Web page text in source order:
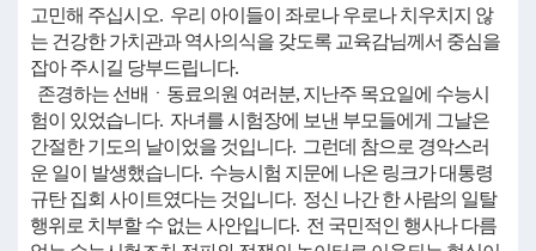
고민해 주십시오. 우리 아이들이 좌로나 우로나 치우치지 않
는 건강한 가치관과 역사의식을 갖도록 교육감님께서 중심을
잡아 주시길 당부드립니다.
존경하는 선배ㆍ동료의원 여러분, 지난주 목요일에 수능시
험이 있었습니다. 자녀를 시험장에 보낸 부모들에게 그날은
간절한 기도의 날이었을 것입니다. 그런데 참으로 경악스러
운 일이 발생했습니다. 수능시험 지문에 나온 링크가 대통령
규탄 집회 사이트였다는 것입니다. 정신 나간 한 사람의 일탈
행위로 치부할 수 없는 사안입니다. 전 국민적인 행사나 다름